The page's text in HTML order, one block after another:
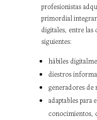
profesionistas
primordial integrar
digitales, entre las
siguientes:
hábiles
diestros
generadores de
adaptables para
conocimientos,